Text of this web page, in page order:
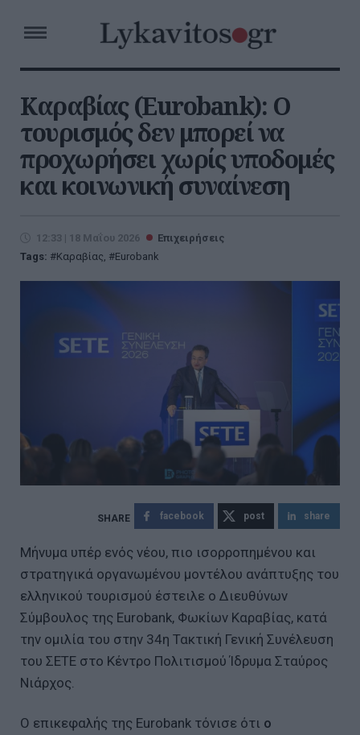
Καραβίας (Εurobank): Ο
τουρισμός δεν μπορεί να
προχωρήσει χωρίς υποδομές
και κοινωνική συναίνεση
12:33 | 18 Μαΐου 2026
Επιχειρήσεις
Tags:
Καραβίας, Εurobank
facebook post share
Μήνυμα υπέρ ενός νέου, πιο ισορροπημένου και
στρατηγικά οργανωμένου μοντέλου ανάπτυξης του
ελληνικού τουρισμού έστειλε ο Διευθύνων
Σύμβουλος της Eurobank, Φωκίων Καραβίας, κατά
την ομιλία του στην 34η Τακτική Γενική Συνέλευση
του ΣΕΤΕ στο Κέντρο Πολιτισμού Ίδρυμα Σταύρος
Νιάρχος.
Ο επικεφαλής της Eurobank τόνισε ότι ο